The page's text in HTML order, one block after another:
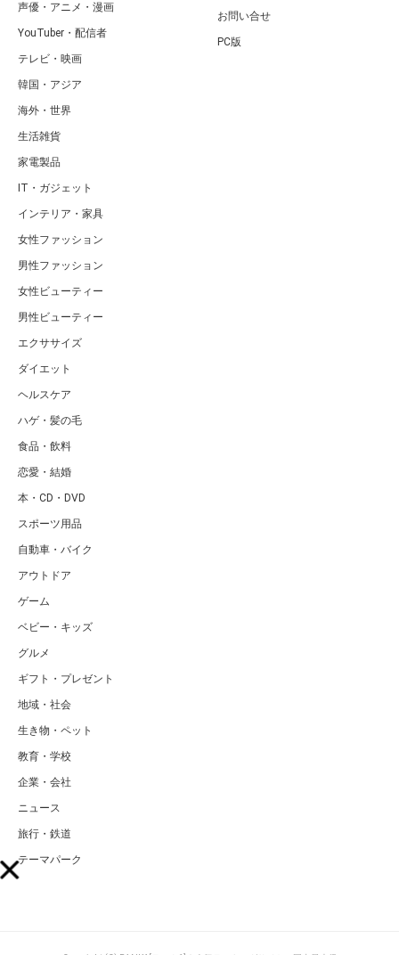
声優・アニメ・漫画
YouTuber・配信者
テレビ・映画
韓国・アジア
海外・世界
生活雑貨
家電製品
IT・ガジェット
インテリア・家具
女性ファッション
男性ファッション
女性ビューティー
男性ビューティー
エクササイズ
ダイエット
ヘルスケア
ハゲ・髪の毛
食品・飲料
恋愛・結婚
本・CD・DVD
スポーツ用品
自動車・バイク
アウトドア
ゲーム
ベビー・キッズ
グルメ
ギフト・プレゼント
地域・社会
生き物・ペット
教育・学校
企業・会社
ニュース
旅行・鉄道
テーマパーク
お問い合せ
PC版